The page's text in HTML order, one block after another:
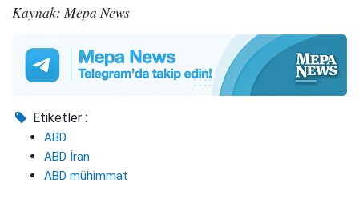
Kaynak: Mepa News
Etiketler :
ABD
ABD İran
ABD mühimmat